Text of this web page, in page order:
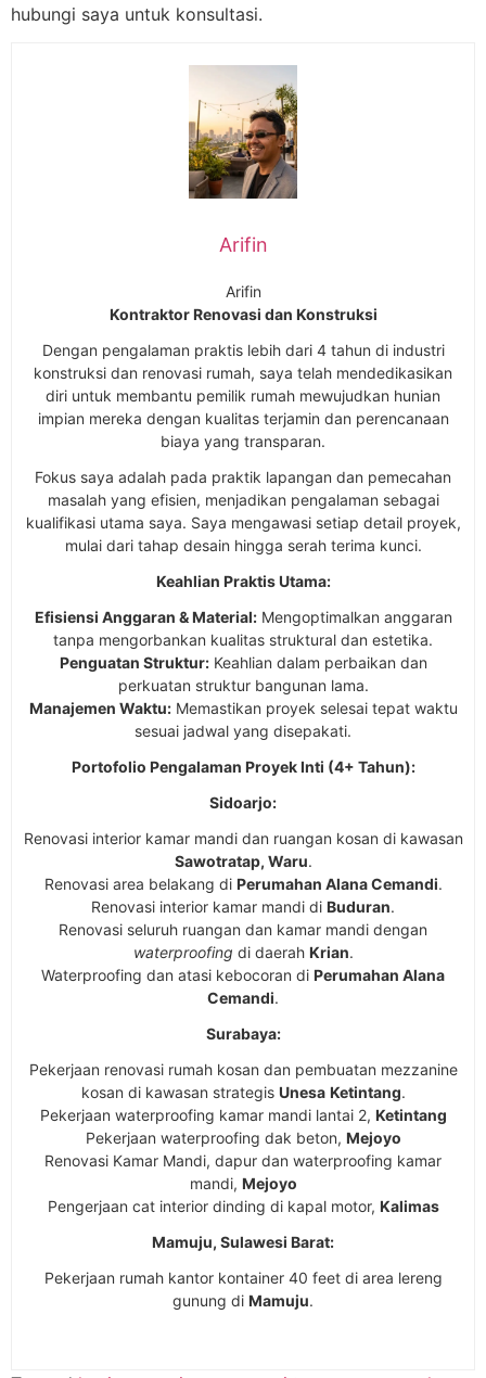
hubungi saya untuk konsultasi.
Arifin
Arifin
Kontraktor Renovasi dan Konstruksi
Dengan pengalaman praktis lebih dari 4 tahun di industri
konstruksi dan renovasi rumah, saya telah mendedikasikan
diri untuk membantu pemilik rumah mewujudkan hunian
impian mereka dengan kualitas terjamin dan perencanaan
biaya yang transparan.
Fokus saya adalah pada praktik lapangan dan pemecahan
masalah yang efisien, menjadikan pengalaman sebagai
kualifikasi utama saya. Saya mengawasi setiap detail proyek,
mulai dari tahap desain hingga serah terima kunci.
Keahlian Praktis Utama:
Efisiensi Anggaran & Material:Mengoptimalkan anggaran
tanpa mengorbankan kualitas struktural dan estetika.
Penguatan Struktur:Keahlian dalam perbaikan dan
perkuatan struktur bangunan lama.
Manajemen Waktu:Memastikan proyek selesai tepat waktu
sesuai jadwal yang disepakati.
Portofolio Pengalaman Proyek Inti (4+ Tahun):
Sidoarjo:
Renovasi interior kamar mandi dan ruangan kosan di kawasan
Sawotratap, Waru.
Renovasi area belakang di Perumahan Alana Cemandi.
Renovasi interior kamar mandi di Buduran.
Renovasi seluruh ruangan dan kamar mandi dengan
waterproofing di daerah Krian.
Waterproofing dan atasi kebocoran di Perumahan Alana
Cemandi.
Surabaya:
Pekerjaan renovasi rumah kosan dan pembuatan mezzanine
kosan di kawasan strategis Unesa Ketintang.
Pekerjaan waterproofing kamar mandi lantai 2, Ketintang
Pekerjaan waterproofing dak beton, Mejoyo
Renovasi Kamar Mandi, dapur dan waterproofing kamar
mandi, Mejoyo
Pengerjaan cat interior dinding di kapal motor, Kalimas
Mamuju, Sulawesi Barat:
Pekerjaan rumah kantor kontainer 40 feet di area lereng
gunung di Mamuju.